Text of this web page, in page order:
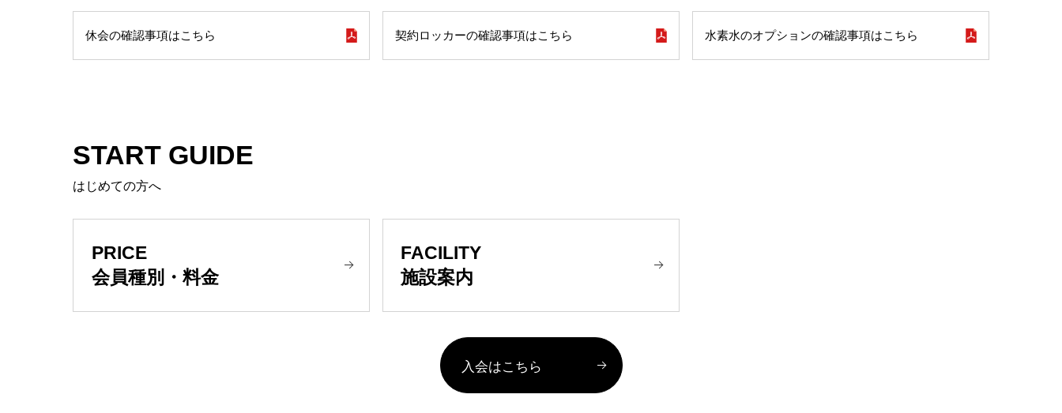
休会の確認事項はこちら 契約ロッカーの確認事項はこちら 水素水のオプションの確認事項はこちら
START GUIDE
はじめての方へ
PRICE
会員種別・料金
FACILITY
施設案内
入会はこちら